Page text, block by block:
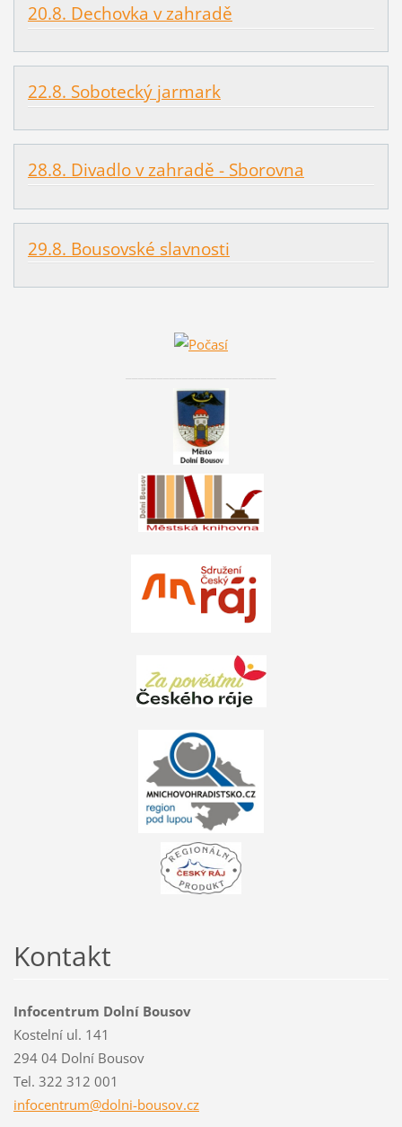
20.8. Dechovka v zahradě
22.8. Sobotecký jarmark
28.8. Divadlo v zahradě - Sborovna
29.8. Bousovské slavnosti
Kontakt
Infocentrum Dolní Bousov
Kostelní ul. 141
294 04 Dolní Bousov
Tel. 322 312 001
infocentrum@dolni-bousov.cz